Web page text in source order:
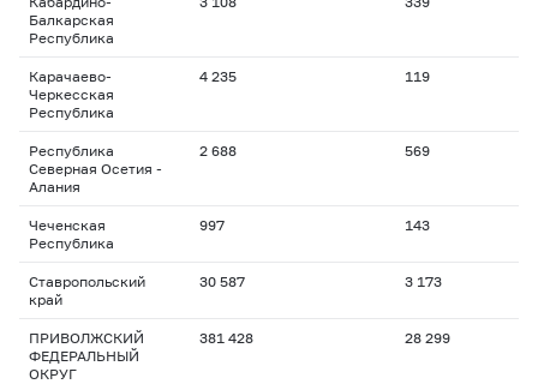
Балкарская
Республика
Карачаево-
Черкесская
Республика
4 235 119
Республика
Северная Осетия -
Алания
2 688 569
Чеченская
Республика
997 143
Ставропольский
край
30 587 3 173
ПРИВОЛЖСКИЙ
ФЕДЕРАЛЬНЫЙ
ОКРУГ
381 428 28 299